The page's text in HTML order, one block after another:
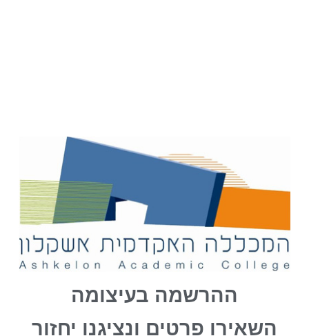
ההרשמה בעיצומה
השאירו פרטים ונציגנו יחזור